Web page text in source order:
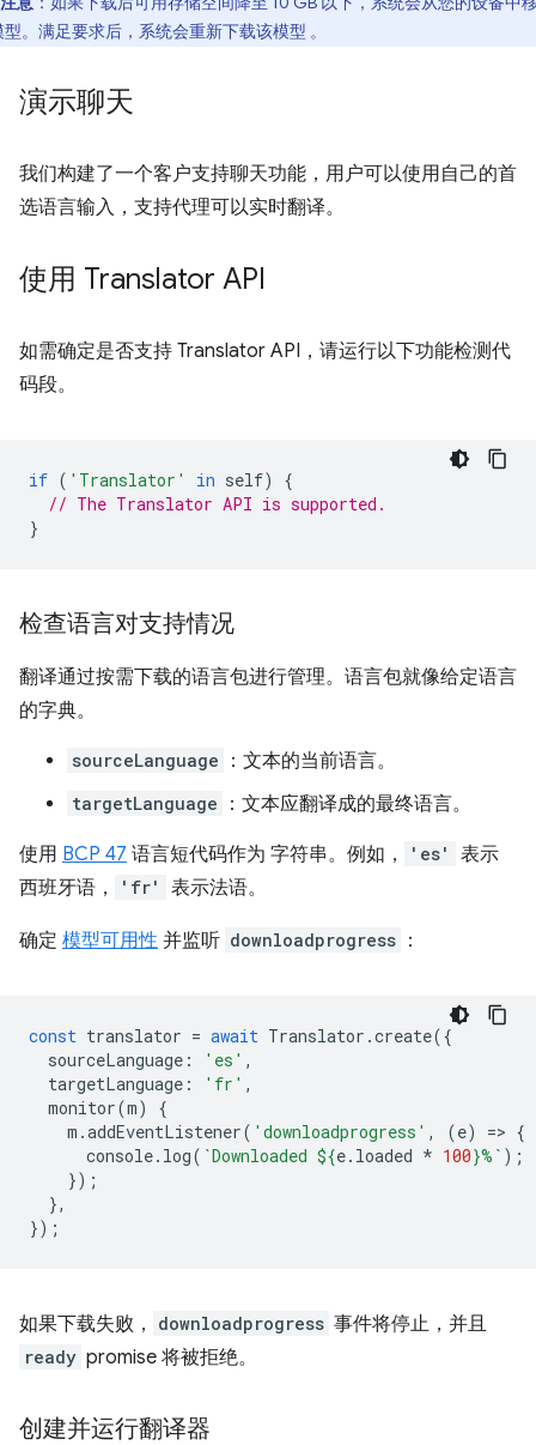
。满足要求后，系统会重新下载该模型 。
演示聊天
我们构建了一个客户支持聊天功能，用户可以使用自己的首
选语言输入，支持代理可以实时翻译。
使用 Translator API
如需确定是否支持 Translator API，请运行以下功能检测代
码段。
if ( 'Translator' in self)
{
// The Translator API is supported.
}
检查语言对支持情况
翻译通过按需下载的语言包进行管理。语言包就像给定语言
的字典。
sourceLanguage ：文本的当前语言。
targetLanguage ：文本应翻译成的最终语言。
使用 BCP 47 语言短代码作为 字符串。例如， 'es'
表示
西班牙语，
'fr' 表示法语。
确定 模型可用性 并监听 downloadprogress ：
const translator = await Translator .create({
sourceLanguage : 'es' ,
targetLanguage : 'fr' ,
monitor(m)
{
m .addEventListener( 'downloadprogress' , (e) => {
console. log( `Downloaded ${e. loaded * 100}%` );
});
},
});
如果下载失败， downloadprogress 事件将停止，并且
ready promise 将被拒绝。
创建并运行翻译器